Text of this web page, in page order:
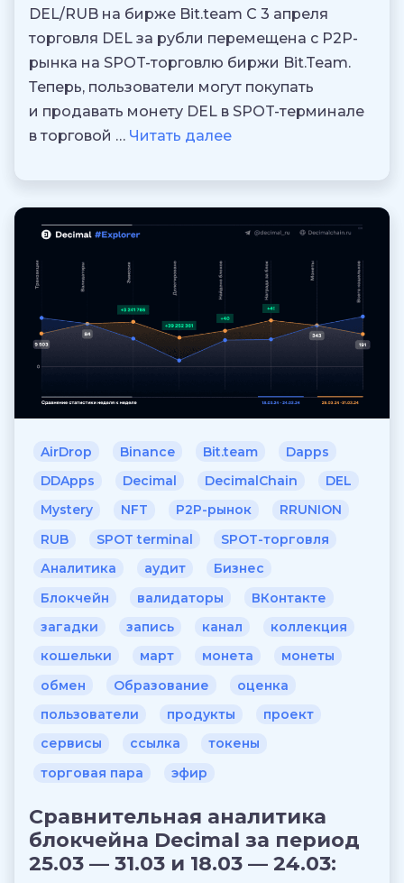
DEL/RUB на бирже Bit.team С 3 апреля
торговля DEL за рубли перемещена с P2P-
рынка на SPOT-торговлю биржи Bit.Team.
Теперь, пользователи могут покупать
и продавать монету DEL в SPOT-терминале
в торговой … Читать далее
AirDrop Binance Bit.team
Dapps
DDApps
Decimal DecimalChain
DEL
Mystery
NFT P2P-рынок
RRUNION
RUB
SPOT terminal
SPOT-торговля
Аналитика
аудит
Бизнес
Блокчейн
валидаторы
ВКонтакте
загадки
запись канал
коллекция
кошельки
март монета
монеты
обмен
Образование
оценка
пользователи
продукты
проект
сервисы
ссылка
токены
торговая пара
эфир
Сравнительная аналитика
блокчейна Decimal за период
25.03 — 31.03 и 18.03 — 24.03: